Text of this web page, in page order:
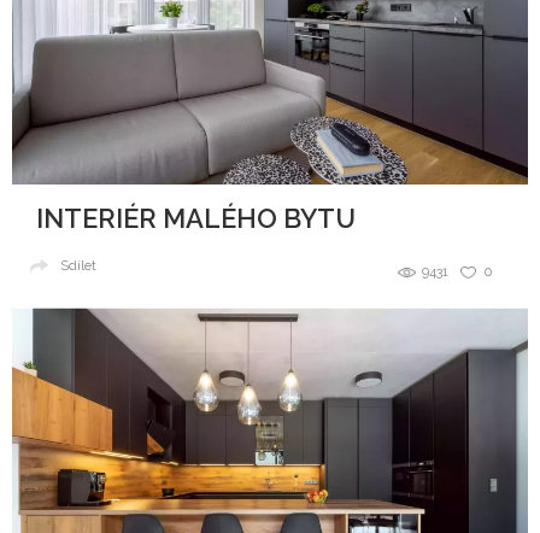
INTERIÉR MALÉHO BYTU
0
9431
Sdílet